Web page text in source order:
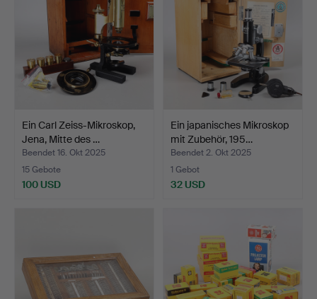
Ein Carl Zeiss-Mikroskop,
Jena, Mitte des …
Beendet 16. Okt 2025
15 Gebote
100 USD
Ein japanisches Mikroskop
mit Zubehör, 195…
Beendet 2. Okt 2025
1 Gebot
32 USD